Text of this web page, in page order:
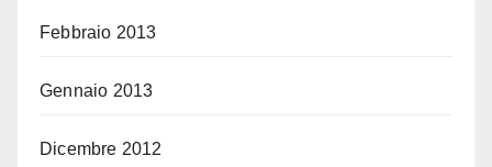
Febbraio 2013
Gennaio 2013
Dicembre 2012